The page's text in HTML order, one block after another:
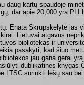
daug kartų spaudoje
dar apie 20,000 yra PLI
Enata Skrupskelytė jas
Lietuvai atgavus
bibliotekas ir
pasakyti, kad šiuo
jau gana gerai
dublikatines knygas
LTSC surinkti lėšų sau